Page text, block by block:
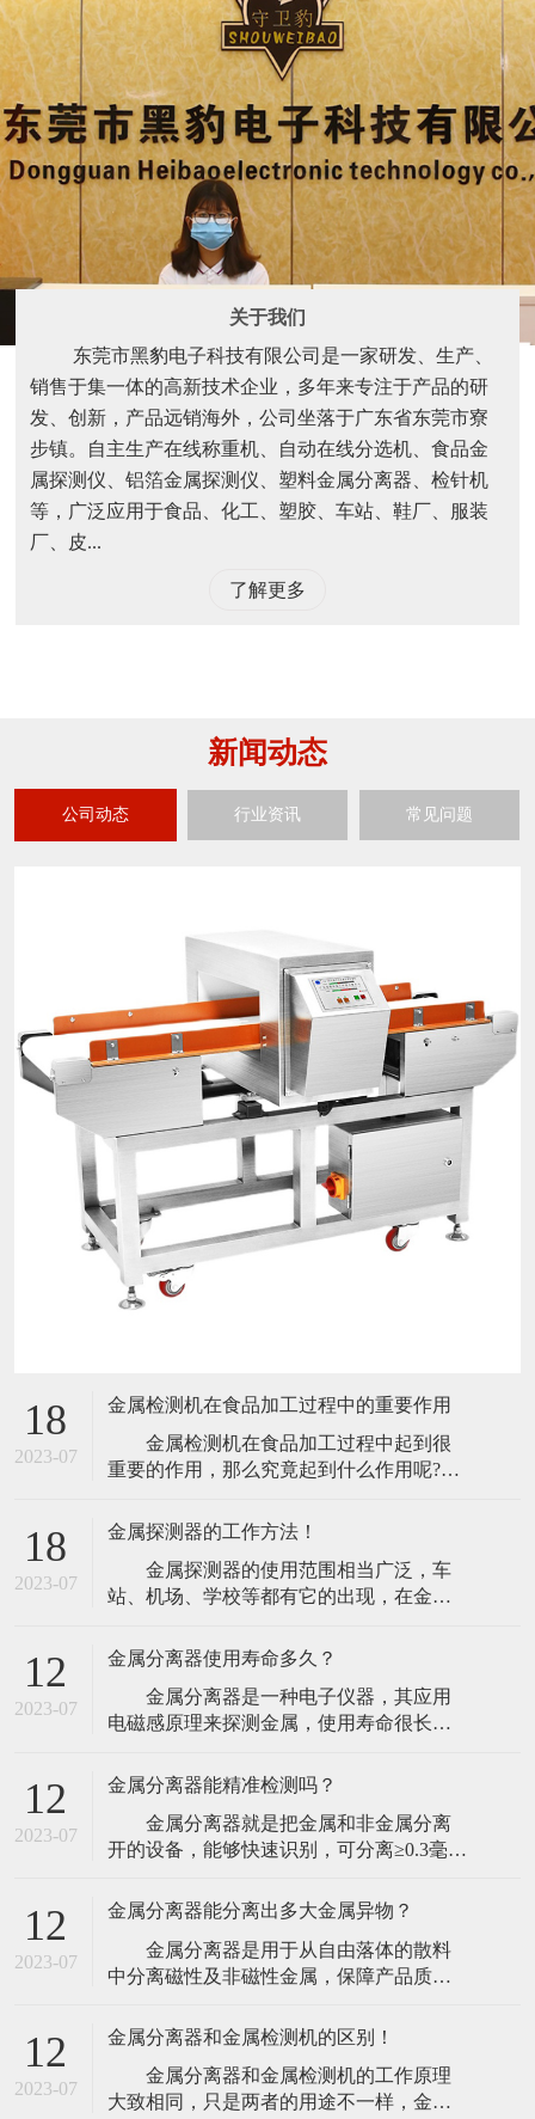
关于我们
东莞市黑豹电子科技有限公司是一家研发、生产、
销售于集一体的高新技术企业，多年来专注于产品的研
发、创新，产品远销海外，公司坐落于广东省东莞市寮
步镇。自主生产在线称重机、自动在线分选机、食品金
属探测仪、铝箔金属探测仪、塑料金属分离器、检针机
等，广泛应用于食品、化工、塑胶、车站、鞋厂、服装
厂、皮...
了解更多
新闻动态
公司动态 行业资讯 常见问题
18
2023-07
金属检测机在食品加工过程中的重要作用
金属检测机在食品加工过程中起到很
重要的作用，那么究竟起到什么作用呢?今
装是食品不可分割的一部分。它保护食
生物、化学、物理外界因素的损害，它还
可以起到保持食品本身质量稳定的功能。
18
2023-07
金属探测器的工作方法！
金属探测器的使用范围相当广泛，车
站、机场、学校等都有它的出现，在金属
绍工业金属探测器可有两种方式装置，能
够在传送带上保送的产品上面或下面装置
板式线圈，但更灵活的探测器则应该让产
品穿过线圈并将线圈装置于金属壳内。
12
2023-07
金属分离器使用寿命多久？
金属分离器是一种电子仪器，其应用
电磁感原理来探测金属，使用寿命很长，
继续使用。目前市场上最常见的金属检出
呈方形，一般都配以输送带机构，带有自
动剔除装置，或者提供报警信号。输送带
12
2023-07
金属分离器能精准检测吗？
金属分离器就是把金属和非金属分离
开的设备，能够快速识别，可分离≥0.3毫米
性取决于电磁发射器频率的安稳性，一般
低，对铁的检测功能越好；作业频率越
高，对高碳钢的检测功能越好。检测器的
12
2023-07
金属分离器能分离出多大金属异物？
金属分离器是用于从自由落体的散料
中分离磁性及非磁性金属，保障产品质
测散料产品，避免金属颗粒、金属粉末、
提高生产效率、提高原料利用率、提升产
品质量、减少设备维修费用及停工维修带
12
2023-07
金属分离器和金属检测机的区别！
金属分离器和金属检测机的工作原理
大致相同，只是两者的用途不一样，金属